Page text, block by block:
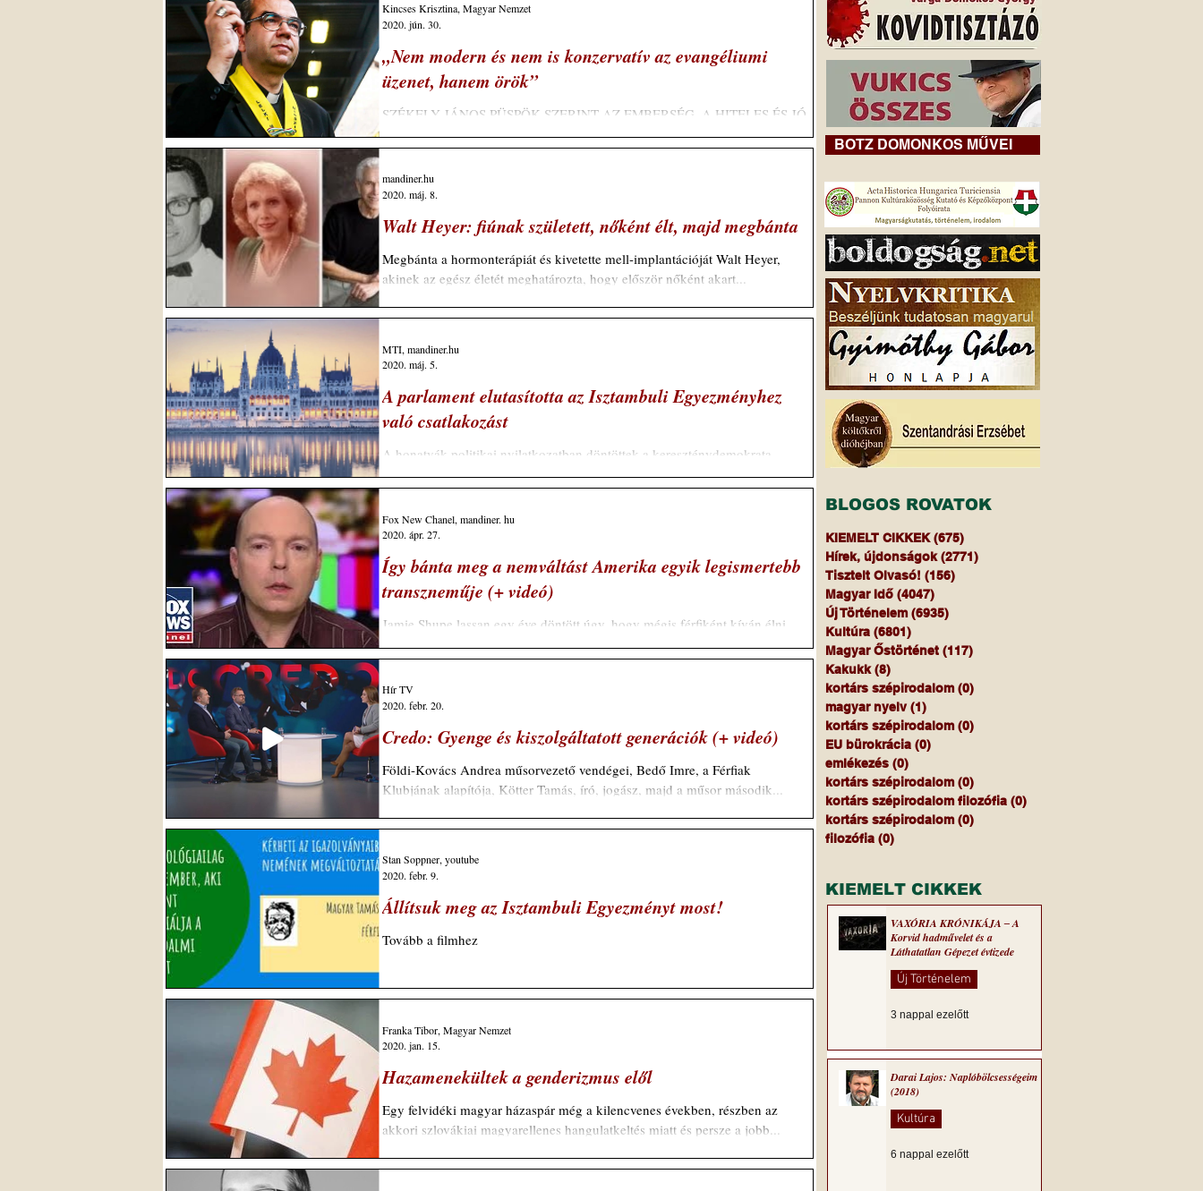
„Nem modern és nem is konzervatív az evangéliumi
üzenet, hanem örök”
SZÉKELY JÁNOS PÜSPÖK SZERINT AZ EMBERSÉG, A HITELES ÉS JÓ
ÉLET ÁRA MINDENKI SZÁMÁRA MAGAS A magyar családok jó
részének még fontos, hogy...
Kincses Krisztina, Magyar Nemzet
2020. jún. 30.
Walt Heyer: fiúnak született, nőként élt, majd megbánta
Megbánta a hormonterápiát és kivetette mell-implantációját Walt Heyer,
akinek az egész életét meghatározta, hogy először nőként akart...
mandiner.hu
2020. máj. 8.
A parlament elutasította az Isztambuli Egyezményhez
való csatlakozást
A honatyák politikai nyilatkozatban döntöttek a kereszténydemokrata
képviselők javaslatáról. A döntés szerint az Országgyűlés pedig nem...
MTI, mandiner.hu
2020. máj. 5.
Így bánta meg a nemváltást Amerika egyik legismertebb
transzneműje (+ videó)
Jamie Shupe lassan egy éve döntött úgy, hogy mégis férfiként kíván élni,
miután több évig nőként, majd harmadik neműként élt. Szerinte a...
Fox New Chanel, mandiner. hu
2020. ápr. 27.
Credo: Gyenge és kiszolgáltatott generációk (+ videó)
Földi-Kovács Andrea műsorvezető vendégei, Bedő Imre, a Férfiak
Klubjának alapítója, Kötter Tamás, író, jogász, majd a műsor második...
Hír TV
2020. febr. 20.
Állítsuk meg az Isztambuli Egyezményt most!
Tovább a filmhez
Stan Soppner, youtube
2020. febr. 9.
Hazamenekültek a genderizmus elől
Egy felvidéki magyar házaspár még a kilencvenes években, részben az
akkori szlovákiai magyarellenes hangulatkeltés miatt és persze a jobb...
Franka Tibor, Magyar Nemzet
2020. jan. 15.
BOTZ DOMONKOS MŰVEI
BLOGOS ROVATOK
KIEMELT CIKKEK (675)
Hírek, újdonságok (2771)
Tisztelt Olvasó! (156)
Magyar Idő (4047)
Új Történelem (6935)
Kultúra (6801)
Magyar Őstörténet (117)
Kakukk (8)
kortárs szépirodalom (0)
magyar nyelv (1)
kortárs szépirodalom (0)
EU bürokrácia (0)
emlékezés (0)
kortárs szépirodalom (0)
kortárs szépirodalom filozófia (0)
kortárs szépirodalom (0)
filozófia (0)
KIEMELT CIKKEK
VAXÓRIA KRÓNIKÁJA ‒ A
Korvid hadművelet és a
Láthatatlan Gépezet évtizede
Új Történelem
3 nappal ezelőtt
Darai Lajos: Naplóbölcsességeim
(2018)
Kultúra
6 nappal ezelőtt